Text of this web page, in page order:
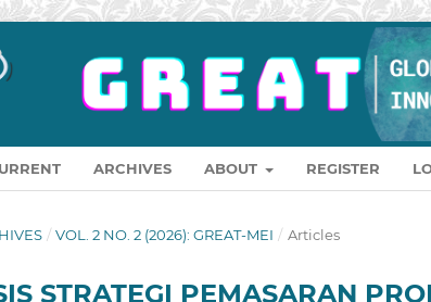
ARCHIVES ABOUT REGISTER
/ VOL. 2 NO. 2 (2026): GREAT-MEI / Articles
STRATEGI PEMASARAN